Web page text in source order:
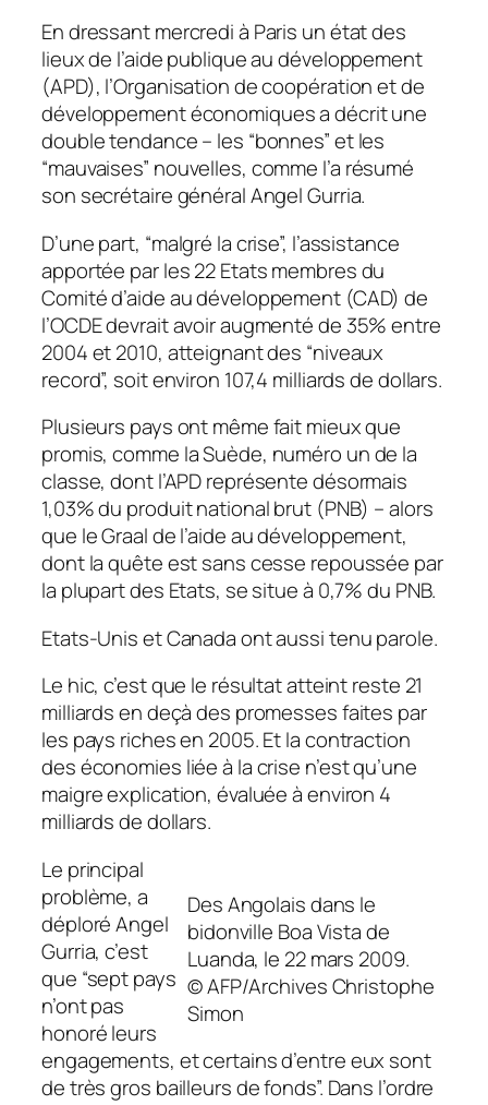
En dressant mercredi à Paris un état des
lieux de l’aide publique au développement
(APD), l’Organisation de coopération et de
développement économiques a décrit une
double tendance – les “bonnes” et les
“mauvaises” nouvelles, comme l’a résumé
son secrétaire général Angel Gurria.
D’une part, “malgré la crise”, l’assistance
apportée par les 22 Etats membres du
Comité d’aide au développement (CAD) de
l’OCDE devrait avoir augmenté de 35% entre
2004 et 2010, atteignant des “niveaux
record”, soit environ 107,4 milliards de dollars.
Plusieurs pays ont même fait mieux que
promis, comme la Suède, numéro un de la
classe, dont l’APD représente désormais
1,03% du produit national brut (PNB) – alors
que le Graal de l’aide au développement,
dont la quête est sans cesse repoussée par
la plupart des Etats, se situe à 0,7% du PNB.
Etats-Unis et Canada ont aussi tenu parole.
Le hic, c’est que le résultat atteint reste 21
milliards en deçà des promesses faites par
les pays riches en 2005. Et la contraction
des économies liée à la crise n’est qu’une
maigre explication, évaluée à environ 4
milliards de dollars.
Des Angolais dans le
bidonville Boa Vista de
Luanda, le 22 mars 2009.
© AFP/Archives Christophe
Simon
Le principal
problème, a
déploré Angel
Gurria, c’est
que “sept pays
n’ont pas
honoré leurs
engagements, et certains d’entre eux sont
de très gros bailleurs de fonds”. Dans l’ordre